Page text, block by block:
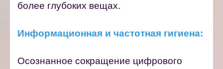
более глубоких вещах.
Информационная и частотная гигиена:
Осознанное сокращение цифрового